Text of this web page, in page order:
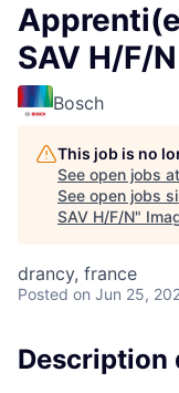
SAV H/F/N
Bosch
This job is no
See open jobs at
See open jobs
SAV H/F/N"
drancy, france
Posted on Jun 25,
Description